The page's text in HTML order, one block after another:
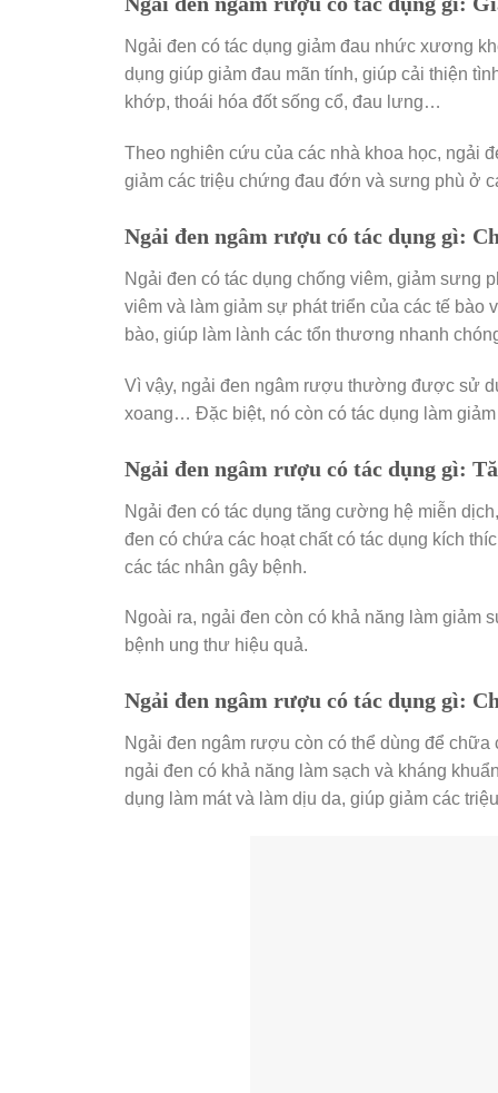
Ngải đen có tác dụng giảm đau nhức xương
dụng giúp giảm đau mãn tính, giúp cải thiện
khớp, thoái hóa đốt sống cổ, đau lưng…
Theo nghiên cứu của các nhà khoa học, ngải
giảm các triệu chứng đau đớn và sưng phù ở
Ngải đen ngâm rượu có tác dụng gì:
Ngải đen có tác dụng chống viêm, giảm sưng
viêm và làm giảm sự phát triển của các tế bào
bào, giúp làm lành các tổn thương nhanh
Vì vậy, ngải đen ngâm rượu thường được sử
xoang… Đặc biệt, nó còn có tác dụng làm
Ngải đen ngâm rượu có tác dụng gì:
Ngải đen có tác dụng tăng cường hệ miễn
đen có chứa các hoạt chất có tác dụng kích
các tác nhân gây bệnh.
Ngoài ra, ngải đen còn có khả năng làm giảm
bệnh ung thư hiệu quả.
Ngải đen ngâm rượu có tác dụng gì:
Ngải đen ngâm rượu còn có thể dùng để
ngải đen có khả năng làm sạch và kháng
dụng làm mát và làm dịu da, giúp giảm các